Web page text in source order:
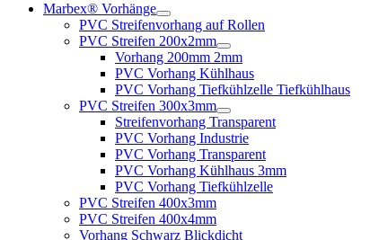
Marbex® Vorhänge
PVC Streifenvorhang auf Rollen
PVC Streifen 200x2mm
Vorhang 200mm 2mm
PVC Vorhang Kühlhaus
PVC Vorhang Tiefkühlzelle Tiefkühlhaus
PVC Streifen 300x3mm
Streifenvorhang Transparent
PVC Vorhang Industrie
PVC Vorhang Transparent
PVC Vorhang Kühlhaus 3mm
PVC Vorhang Tiefkühlzelle
PVC Streifen 400x3mm
PVC Streifen 400x4mm
Vorhang Schwarz Blickdicht